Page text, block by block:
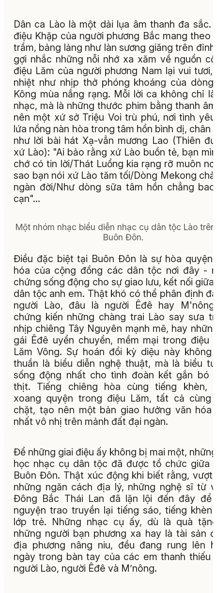
Dân ca Lào là một dải lụa âm thanh đa sắc.
điệu Khặp của người phương Bắc mang theo
trầm, bảng lảng như làn sương giăng trên đỉnh
gợi nhắc những nỗi nhớ xa xăm về nguồn
điệu Lăm của người phương Nam lại vui tươi,
nhiệt như nhịp thở phóng khoáng của
Kông mùa nắng rạng. Mỗi lời ca không chỉ
nhạc, mà là những thước phim bằng thanh
nên một xứ sở Triệu Voi trù phú, nơi tình
lứa nồng nàn hòa trong tâm hồn bình dị, chân
như lời bài hát Xạ-vẳn mương Lao (Thiên
xứ Lào): ​"Ai bảo rằng xứ Lào buồn tẻ, bạn
chớ có tin lời/Thát Luổng kia rạng rỡ muôn
sao bạn nói xứ Lào tăm tối/Dòng Mekong
ngàn đời/Như dòng sữa tâm hồn chẳng
cạn"...
Một nhóm nhạc biểu diễn nhạc cụ dân tộc Lào
Buôn Đôn.
Điều đặc biệt tại Buôn Đôn là sự hòa quyện
hóa của cộng đồng các dân tộc nơi đây -
chứng sống động cho sự giao lưu, kết nối giữa
dân tộc anh em. Thật khó có thể phân định
người Lào, đâu là người Êđê hay
chứng kiến những chàng trai Lào say sưa
nhịp chiêng Tây Nguyên mạnh mẽ, hay
gái Êđê uyển chuyển, mềm mại trong điệu
Lăm Vông. Sự hoán đổi kỳ diệu này không
thuần là biểu diễn nghệ thuật, mà là biểu
sống động nhất cho tình đoàn kết gắn bó
thịt. Tiếng chiêng hòa cùng tiếng khèn,
xoang quyện trong điệu Lăm, tất cả cùng
chặt, tạo nên một bản giao hưởng văn hóa
nhất vô nhị trên mảnh đất đại ngàn.
Để những giai điệu ấy không bị mai một,
học nhạc cụ dân tộc đã được tổ chức giữa
Buôn Đôn. Thật xúc động khi biết rằng, vượt
những ngăn cách địa lý, những nghệ sĩ từ
Đông Bắc Thái Lan đã lặn lội đến đây để
nguyện trao truyền lại tiếng sáo, tiếng khèn
lớp trẻ. Những nhạc cụ ấy, dù là quà
những người bạn phương xa hay là tài sản
địa phương nâng niu, đều đang rung lên
ngày trong bàn tay của các em thanh thiếu
người Lào, người Êđê và M’nông.